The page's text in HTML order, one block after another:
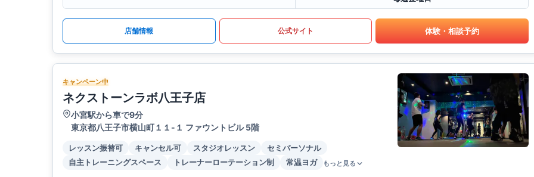
店舗情報 公式サイト 体験・相談予約
キャンペーン中
ネクストーンラボ八王子店
小宮駅から車で9分
東京都八王子市横山町１１-１ ファウントビル 5階
レッスン振替可 キャンセル可 スタジオレッスン
セミパーソナル
自主トレーニングスペース
トレーナーローテーション制 常温ヨガ もっと見る